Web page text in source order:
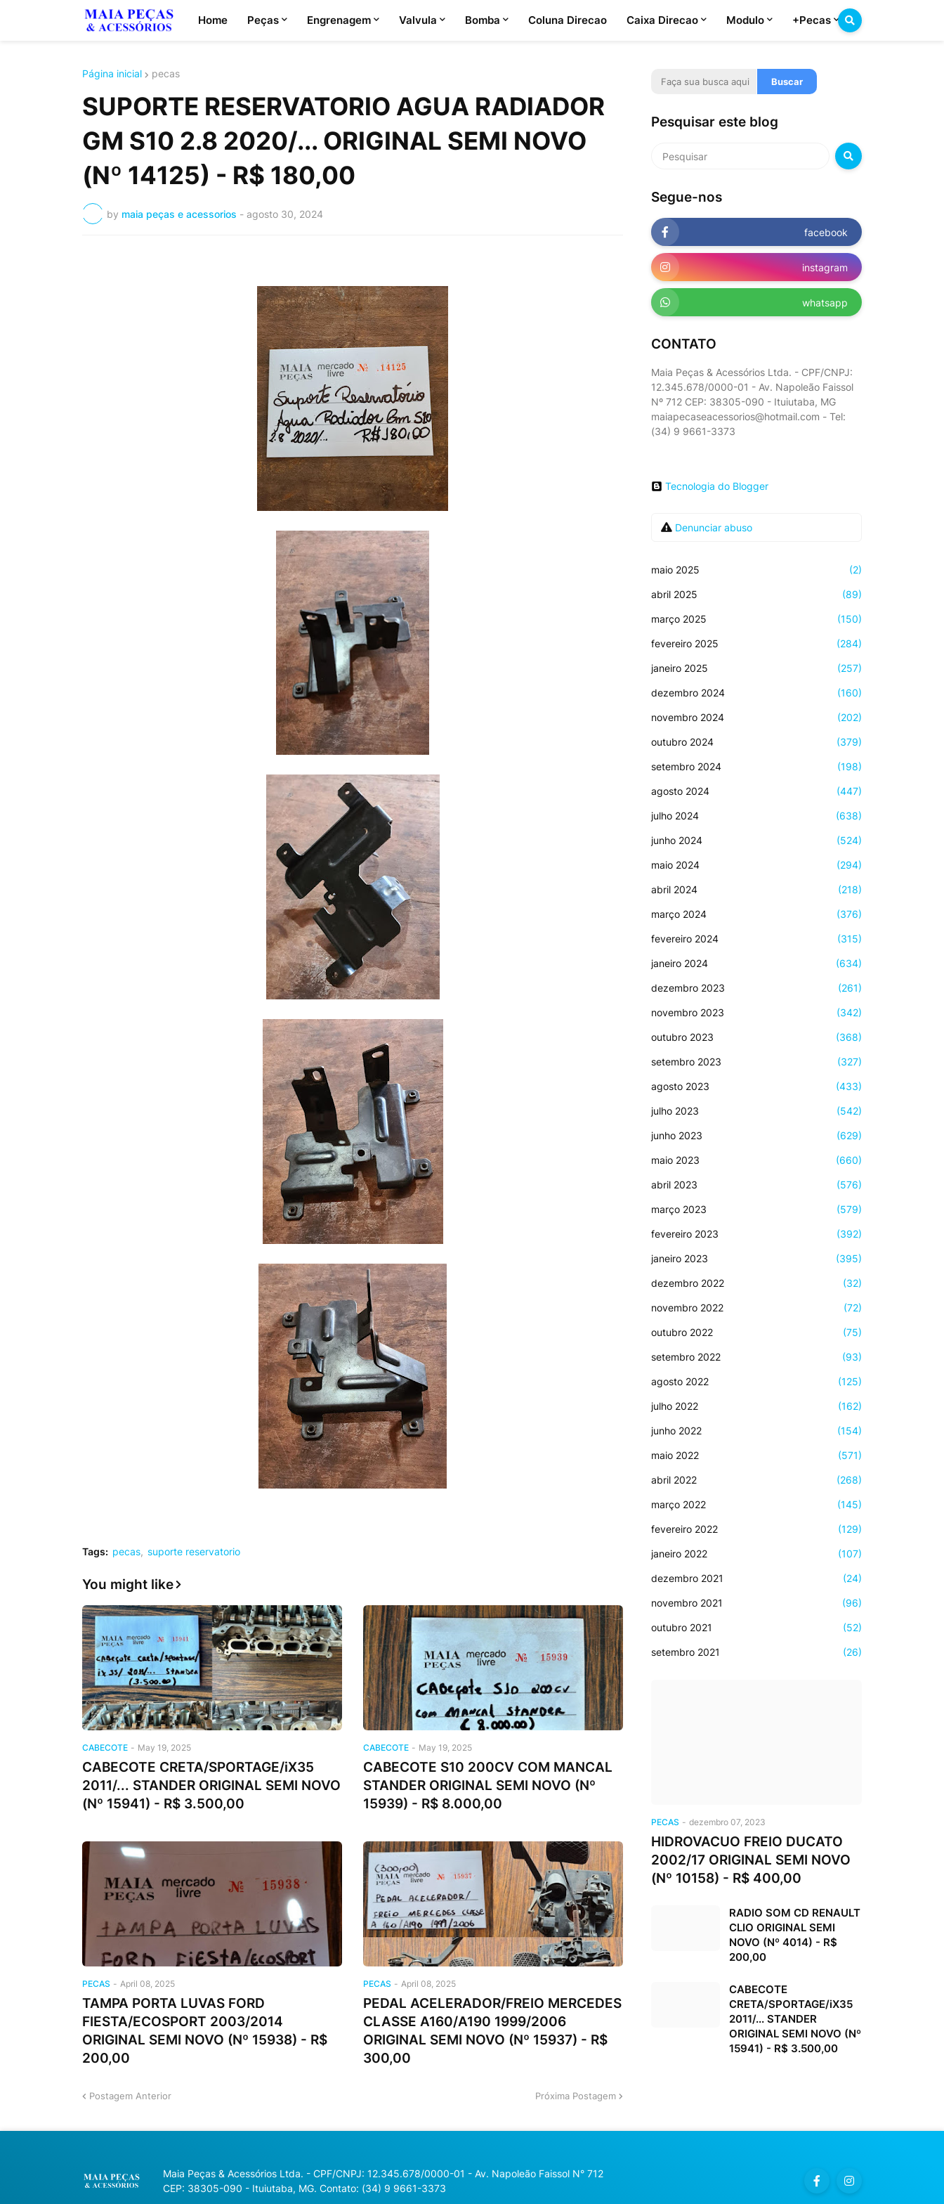
Home Peças Engrenagem Valvula Bomba Coluna Direcao Caixa Direcao Modulo +Pecas
Página inicial pecas
SUPORTE RESERVATORIO AGUA RADIADOR
GM S10 2.8 2020/... ORIGINAL SEMI NOVO
(Nº 14125) - R$ 180,00
by maia peças e acessorios - agosto 30, 2024
Tags: pecas suporte reservatorio
You might like
CABECOTE - May 19, 2025
CABECOTE CRETA/SPORTAGE/iX35
2011/... STANDER ORIGINAL SEMI NOVO
(Nº 15941) - R$ 3.500,00
CABECOTE - May 19, 2025
CABECOTE S10 200CV COM MANCAL
STANDER ORIGINAL SEMI NOVO (Nº
15939) - R$ 8.000,00
PECAS - April 08, 2025
TAMPA PORTA LUVAS FORD
FIESTA/ECOSPORT 2003/2014
ORIGINAL SEMI NOVO (Nº 15938) - R$
200,00
PECAS - April 08, 2025
PEDAL ACELERADOR/FREIO MERCEDES
CLASSE A160/A190 1999/2006
ORIGINAL SEMI NOVO (Nº 15937) - R$
300,00
Postagem Anterior Próxima Postagem
Pesquisar este blog
Segue-nos
facebook
instagram
whatsapp
CONTATO
Maia Peças & Acessórios Ltda. - CPF/CNPJ:
12.345.678/0000-01 - Av. Napoleão Faissol
Nº 712 CEP: 38305-090 - Ituiutaba, MG
maiapecaseacessorios@hotmail.com - Tel:
(34) 9 9661-3373
Tecnologia do Blogger
Denunciar abuso
maio 2025 (2)
abril 2025 (89)
março 2025 (150)
fevereiro 2025 (284)
janeiro 2025 (257)
dezembro 2024 (160)
novembro 2024 (202)
outubro 2024 (379)
setembro 2024 (198)
agosto 2024 (447)
julho 2024 (638)
junho 2024 (524)
maio 2024 (294)
abril 2024 (218)
março 2024 (376)
fevereiro 2024 (315)
janeiro 2024 (634)
dezembro 2023 (261)
novembro 2023 (342)
outubro 2023 (368)
setembro 2023 (327)
agosto 2023 (433)
julho 2023 (542)
junho 2023 (629)
maio 2023 (660)
abril 2023 (576)
março 2023 (579)
fevereiro 2023 (392)
janeiro 2023 (395)
dezembro 2022 (32)
novembro 2022 (72)
outubro 2022 (75)
setembro 2022 (93)
agosto 2022 (125)
julho 2022 (162)
junho 2022 (154)
maio 2022 (571)
abril 2022 (268)
março 2022 (145)
fevereiro 2022 (129)
janeiro 2022 (107)
dezembro 2021 (24)
novembro 2021 (96)
outubro 2021 (52)
setembro 2021 (26)
PECAS - dezembro 07, 2023
HIDROVACUO FREIO DUCATO
2002/17 ORIGINAL SEMI NOVO
(Nº 10158) - R$ 400,00
RADIO SOM CD RENAULT
CLIO ORIGINAL SEMI
NOVO (Nº 4014) - R$
200,00
CABECOTE
CRETA/SPORTAGE/iX35
2011/... STANDER
ORIGINAL SEMI NOVO (Nº
15941) - R$ 3.500,00
Maia Peças & Acessórios Ltda. - CPF/CNPJ: 12.345.678/0000-01 - Av. Napoleão Faissol N° 712
CEP: 38305-090 - Ituiutaba, MG. Contato: (34) 9 9661-3373